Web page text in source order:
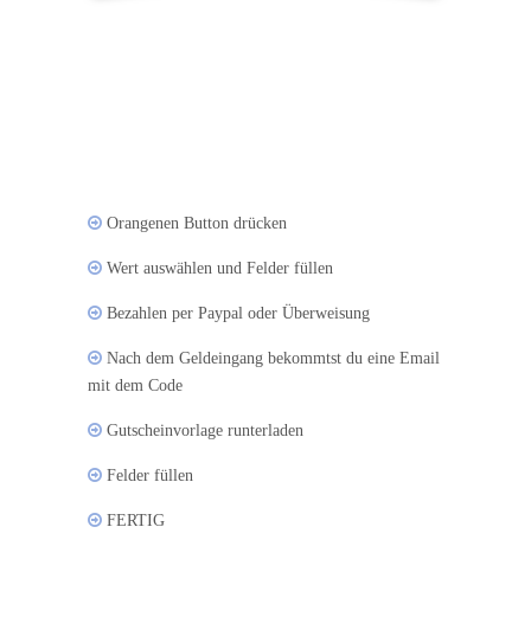
Orangenen Button drücken
Wert auswählen und Felder füllen
Bezahlen per Paypal oder Überweisung
Nach dem Geldeingang bekommtst du eine Email
mit dem Code
Gutscheinvorlage runterladen
Felder füllen
FERTIG